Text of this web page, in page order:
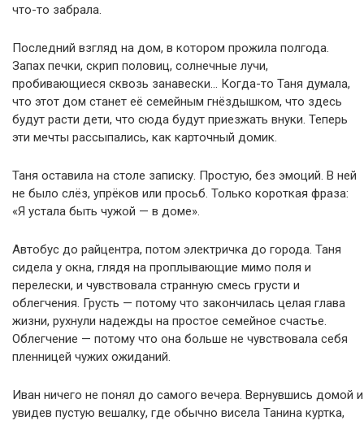
что-то забрала.
Последний взгляд на дом, в котором прожила полгода.
Запах печки, скрип половиц, солнечные лучи,
пробивающиеся сквозь занавески… Когда-то Таня думала,
что этот дом станет её семейным гнёздышком, что здесь
будут расти дети, что сюда будут приезжать внуки. Теперь
эти мечты рассыпались, как карточный домик.
Таня оставила на столе записку. Простую, без эмоций. В ней
не было слёз, упрёков или просьб. Только короткая фраза:
«Я устала быть чужой — в доме».
Автобус до райцентра, потом электричка до города. Таня
сидела у окна, глядя на проплывающие мимо поля и
перелески, и чувствовала странную смесь грусти и
облегчения. Грусть — потому что закончилась целая глава
жизни, рухнули надежды на простое семейное счастье.
Облегчение — потому что она больше не чувствовала себя
пленницей чужих ожиданий.
Иван ничего не понял до самого вечера. Вернувшись домой и
увидев пустую вешалку, где обычно висела Танина куртка,